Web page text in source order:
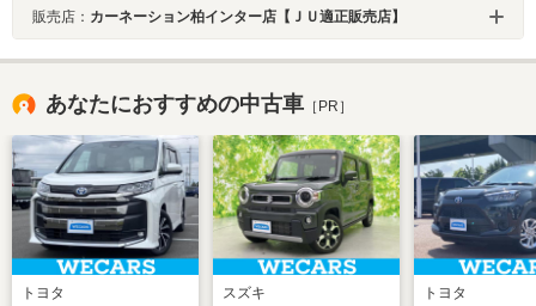
販売店： カーネーション柏インター店【ＪＵ適正販売店】
あなたにおすすめの中古車 ［PR］
トヨタ スズキ トヨタ